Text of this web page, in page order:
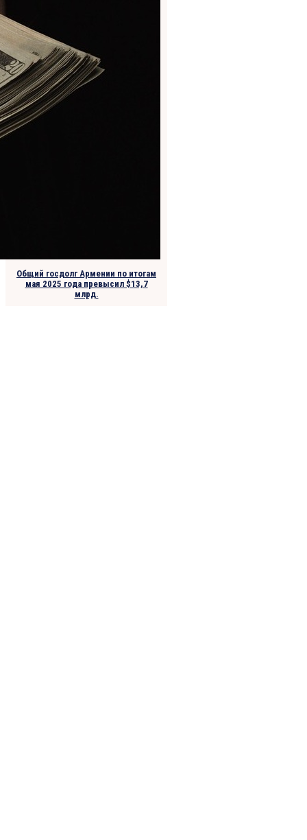
Общий госдолг Армении по итогам
мая 2025 года превысил $13,7
млрд.